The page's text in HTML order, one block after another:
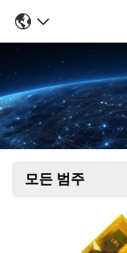
모든 범주